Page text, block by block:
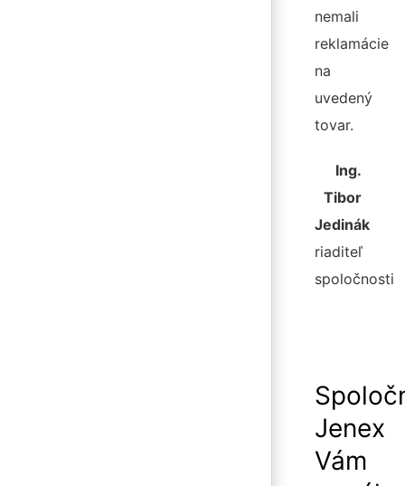
nemali
reklamácie
na
uvedený
tovar.
Ing.
Tibor
Jedinák
riaditeľ
spoločnosti
Jenex
Vám